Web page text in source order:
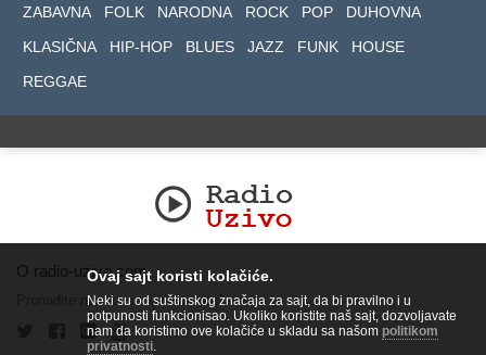
ZABAVNA FOLK NARODNA ROCK POP
DUHOVNA
KLASIČNA
HIP-HOP BLUES JAZZ FUNK
HOUSE
REGGAE
O radio-uzivo.com
Pronađite nas na socijalnim mrežama.
Ovaj sajt koristi kolačiće.
Neki su od suštinskog značaja za sajt, da bi pravilno i u
potpunosti funkcionisao. Ukoliko koristite naš sajt, dozvoljavate
nam da koristimo ove kolačiće u skladu sa našom politikom
privatnosti.